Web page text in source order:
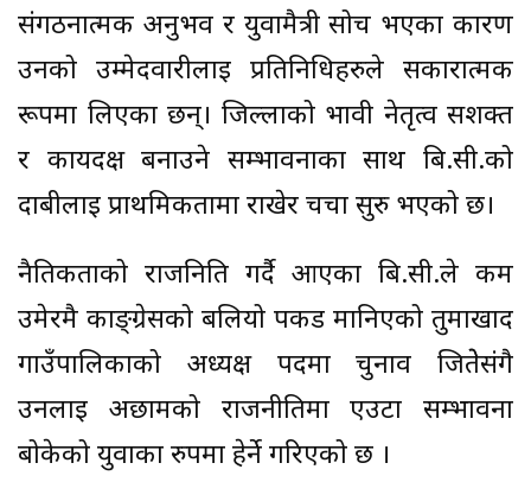
संगठनात्मक अनुभव र युवामैत्री सोच भएका कारण
उनको उम्मेदवारीलाई प्रतिनिधिहरुले सकारात्मक
रूपमा लिएका छन्। जिल्लाको भावी नेतृत्व सशक्त
र कार्यदक्ष बनाउने सम्भावनाका साथ बि.सी.को
दाबीलाई प्राथमिकतामा राखेर चर्चा सुरु भएको छ।
नैतिकताको राजनिति गर्दै आएका बि.सी.ले कम
उमेरमै काङ्ग्रेसको बलियो पकड मानिएको तुर्माखाद
गाउँपालिकाको अध्यक्ष पदमा चुनाव जितेेसंगै
उनलाई अछामको राजनीतिमा एउटा सम्भावना
बोकेको युवाका रुपमा हेर्ने गरिएको छ ।